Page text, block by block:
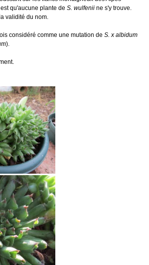
qu'aucune plante de S. wulfenii ne s'y trouve.
validité du nom.
considéré comme une mutation de S. x albidum
).
.